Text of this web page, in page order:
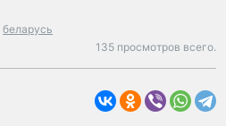
беларусь
135 просмотров всего.